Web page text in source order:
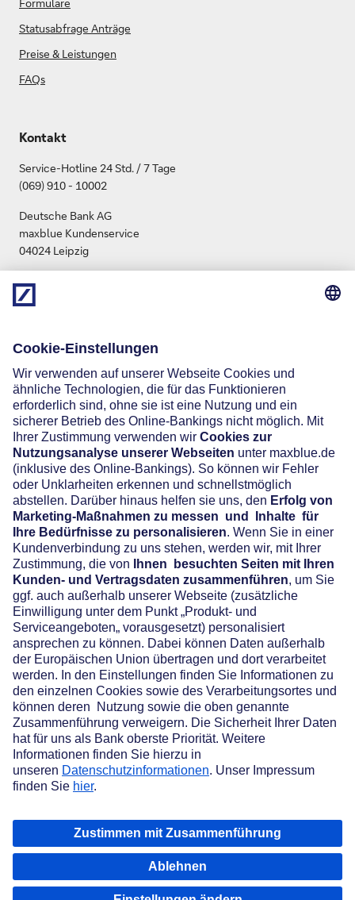
Statusabfrage Anträge
Preise & Leistungen
FAQs
Kontakt
Service-Hotline 24 Std. / 7 Tage
(069) 910 - 10002
Deutsche Bank AG
maxblue Kundenservice
04024 Leipzig
info.maxblue@db.com
Social Media
Widerruf
Vertrag widerrufen
Über maxblue
AGB
Datenschutz
Cookie-Einstellungen
Nutzungsbedingungen
Impressum
Preis- und Leistungsverzeichnis
Rechtliche Hinweise
Barrierefreiheit
© 2026 | Deutsche Bank AG | Taunusanlage 12 | 60325 Frankfurt am Main